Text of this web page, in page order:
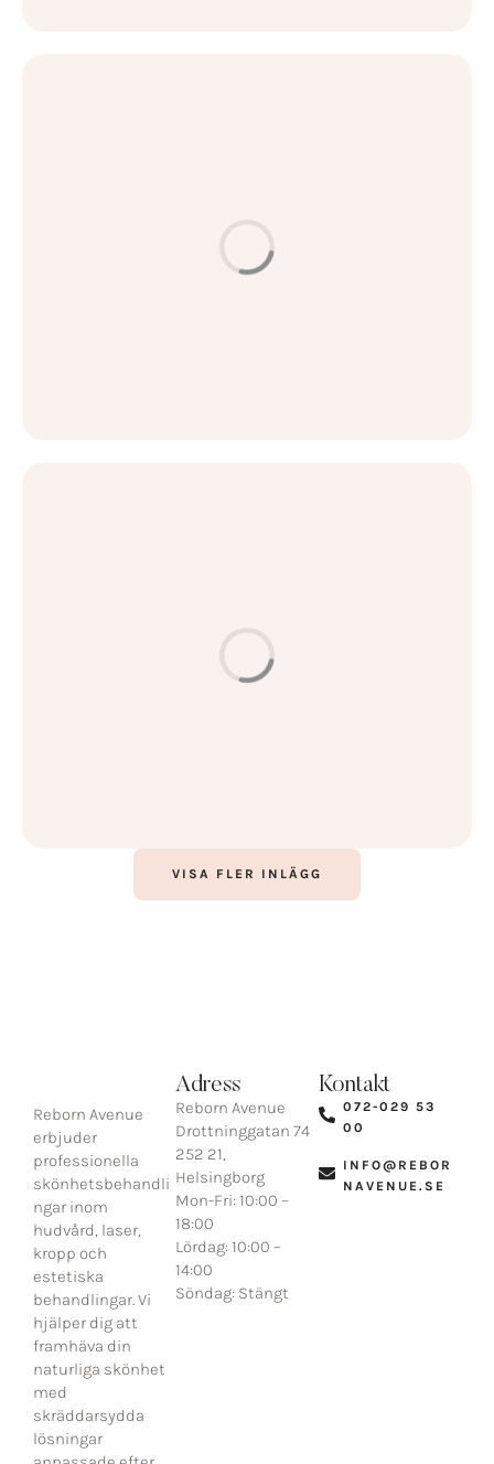
Hur förbättrar man hudens skick? Hemligheterna bakom
Reborn Avenue
erbjuder
professionella
skönhetsbehandli
ngar inom
hudvård, laser,
kropp och
estetiska
behandlingar. Vi
hjälper dig att
framhäva din
Adress
Reborn Avenue
Drottninggatan 74
252 21,
Helsingborg​
Mon-Fri: 10:00 –
Kontakt